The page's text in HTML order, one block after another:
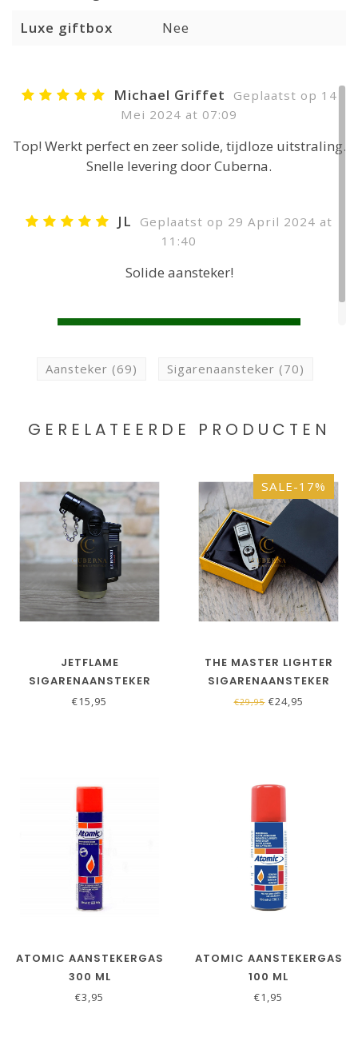
Luxe giftbox
Nee
Michael Griffet
Geplaatst op 14
Mei 2024 at 07:09
Top! Werkt perfect en zeer solide, tijdloze uitstraling.
Snelle levering door Cuberna.
JL
Geplaatst op 29 April 2024 at
11:40
Solide aansteker!
Aansteker (69) Sigarenaansteker (70)
GERELATEERDE PRODUCTEN
JETFLAME
SIGARENAANSTEKER
KINGSTON ZWART
€15,95
SALE-17%
THE MASTER LIGHTER
SIGARENAANSTEKER
INCL. SIGARENBOOR
€29,95€24,95
ATOMIC AANSTEKERGAS
300 ML
€3,95
ATOMIC AANSTEKERGAS
100 ML
€1,95